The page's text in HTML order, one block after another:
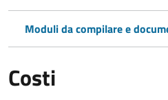
Moduli da compilare e
Costi